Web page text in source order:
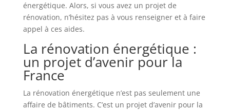
énergétique. Alors, si vous avez un projet de
rénovation, n’hésitez pas à vous renseigner et à faire
appel à ces aides.
La rénovation énergétique :
un projet d’avenir pour la
France
La rénovation énergétique n’est pas seulement une
affaire de bâtiments. C’est un projet d’avenir pour la